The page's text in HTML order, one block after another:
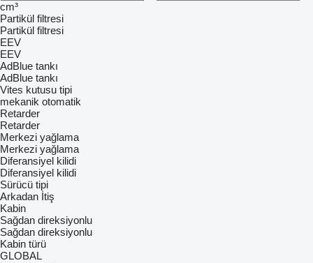
cm³
Partikül filtresi
Partikül filtresi
EEV
EEV
AdBlue tankı
AdBlue tankı
Vites kutusu tipi
mekanik otomatik
Retarder
Retarder
Merkezi yağlama
Merkezi yağlama
Diferansiyel kilidi
Diferansiyel kilidi
Sürücü tipi
Arkadan İtiş
Kabin
Sağdan direksiyonlu
Sağdan direksiyonlu
Kabin türü
GLOBAL